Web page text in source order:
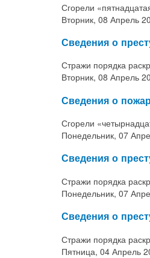
Сгорели
Вторник, 08 Апрель
Сведения о
Стражи порядка
Вторник, 08 Апрель
Сведения о
Сгорели
Понедельник, 07
Сведения о
Стражи порядка
Понедельник, 07
Сведения о
Стражи порядка
Пятница, 04 Апрель